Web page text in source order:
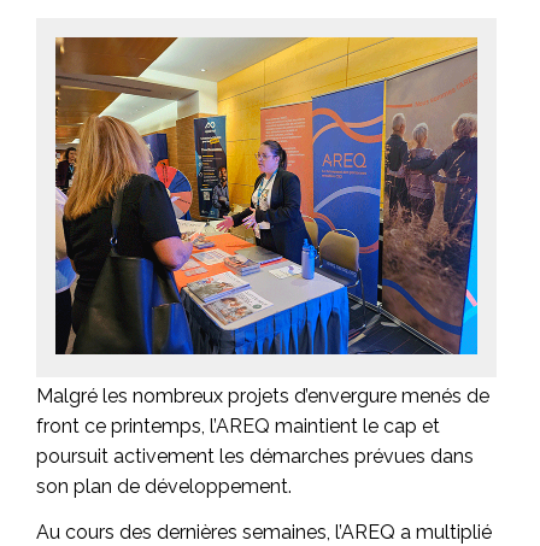
Malgré les nombreux projets d’envergure menés de
front ce printemps, l’AREQ maintient le cap et
poursuit activement les démarches prévues dans
son plan de développement.
Au cours des dernières semaines, l’AREQ a multiplié